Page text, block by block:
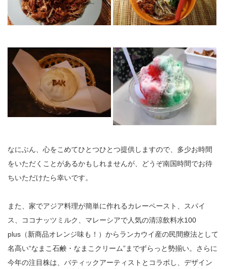
なにぶん、心をこめてひとつひとつ提供しますので、多少お時間
をいただくことがあるかもしれませんが、どうぞ南国時間でお待
ちいただけたら幸いです。
また、家でアジア料理が簡単に作れるカレーペースト、スパイ
ス、ココナッツミルク、マレーシアで人気の清涼飲料水100
plus（新商品オレンジ味も！）からランカウイ産の民間療法として
名高い“なまこ石鹸・なまこクリーム”までずらっと勢揃い。さらに
今年の注目株は、バティックアーティストとコラボし、デザイン